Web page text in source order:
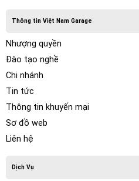
Thông tin Việt Nam Garage
Nhượng quyền
Đào tạo nghề
Chi nhánh
Tin tức
Thông tin khuyến mại
Sơ đồ web
Liên hệ
Dịch Vụ